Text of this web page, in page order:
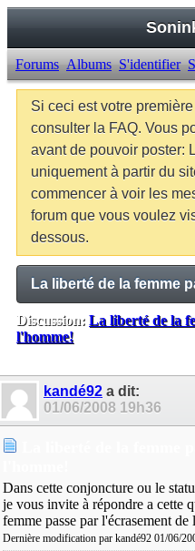
Forums Albums S'identifier
Si ceci est votre
consulter la FAQ. Vous
avant de pouvoir poster:
uniquement à partir du
commencer à voir les
forum que vous voulez
dessous.
Discussion: La liberté de la
l'homme!
kandé92 a dit:
01/06/2008 19h36
Dans cette conjoncture ou le
je vous invite à répondre a cette
femme passe par l'écrasement de
Dernière modification par kandé92 01/06/